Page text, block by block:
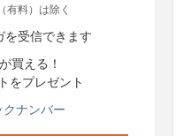
有料）は除く
を受信できます
買える！
をプレゼント
ナンバー